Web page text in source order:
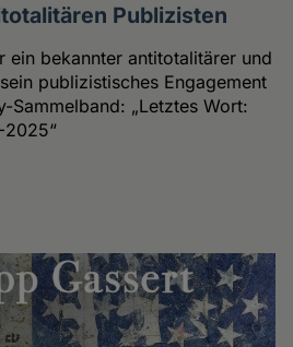
Publizisten
ein bekannter antitotalitärer und
publizistisches Engagement
Sammelband: „Letztes Wort: